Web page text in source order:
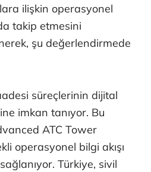
ilişkin operasyonel
takip etmesini
şu değerlendirmede
süreçlerinin dijital
imkan tanıyor. Bu
ATC Tower
operasyonel bilgi akışı
Türkiye, sivil